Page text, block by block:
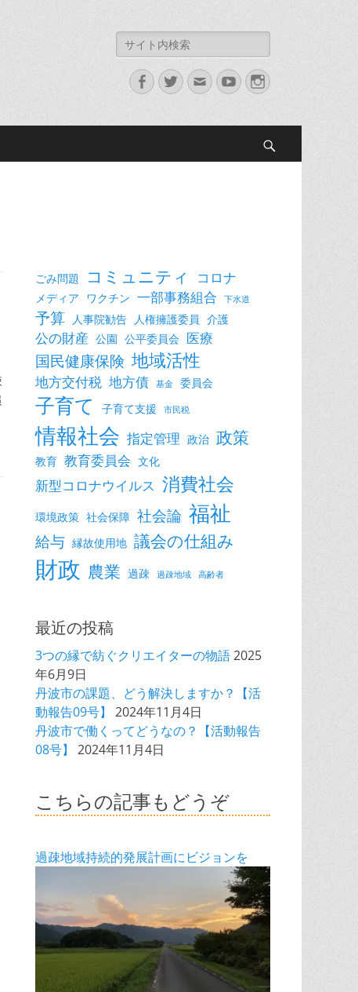
検
索:
Facebook
Twitter
メ
ー
YouTubeInstagram
ごみ問題 コミュニティ コロナ
メディア ワクチン 一部事務組合 下水道
予算 人事院勧告 人権擁護委員 介護
公の財産 公園 公平委員会 医療
国民健康保険 地域活性
地方交付税 地方債 基金 委員会
子育て 子育て支援 市民税
情報社会 指定管理 政治 政策
教育 教育委員会 文化
新型コロナウイルス 消費社会
環境政策 社会保障 社会論 福祉
給与 縁故使用地 議会の仕組み
財政 農業 過疎 過疎地域 高齢者
最近の投稿
3つの縁で紡ぐクリエイターの物語2025
年6月9日
丹波市の課題、どう解決しますか？【活
動報告09号】
2024年11月4日
丹波市で働くってどうなの？【活動報告
08号】
2024年11月4日
こちらの記事もどうぞ
過疎地域持続的発展計画にビジョンを